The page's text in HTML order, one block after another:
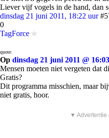
Liever vijf vogels in de hand, dan
dinsdag 21 juni 2011, 18:22 uur
0
TagForce
quote:
Op dinsdag 21 juni 2011 @ 16:03
Mensen moeten niet vergeten dat
Gratis?
Dit programma misschien, maar
niet gratis, hoor.
▼ Advertentie